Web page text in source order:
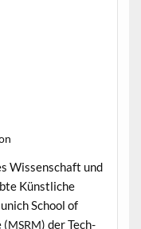
Wis­senschaft und
Kün­stliche
School of
(MSRM) der Tech­